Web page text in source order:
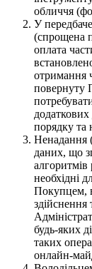
обличчя
У
(спрощена
оплата
отримання
повернуту
порядку та
Ненадання
даних, що
необхідні
Покупцем,
здійснення
будь-яких
таких
онлайн-